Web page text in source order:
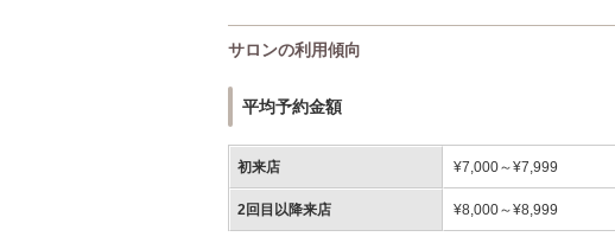
サロンの利用傾向
平均予約金額
初来店 ¥7,000～¥7,999
2回目以降来店 ¥8,000～¥8,999